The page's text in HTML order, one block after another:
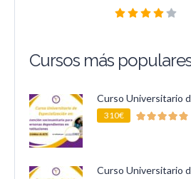
Cursos más
Curso Universitario
310€
Curso Universitario